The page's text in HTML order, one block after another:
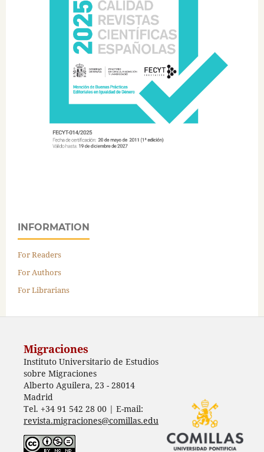
INFORMATION
For Readers
For Authors
For Librarians
Migraciones
Instituto Universitario de Estudios
sobre Migraciones
Alberto Aguilera, 23 - 28014
Madrid
Tel. +34 91 542 28 00 | E-mail:
revista.migraciones@comillas.edu